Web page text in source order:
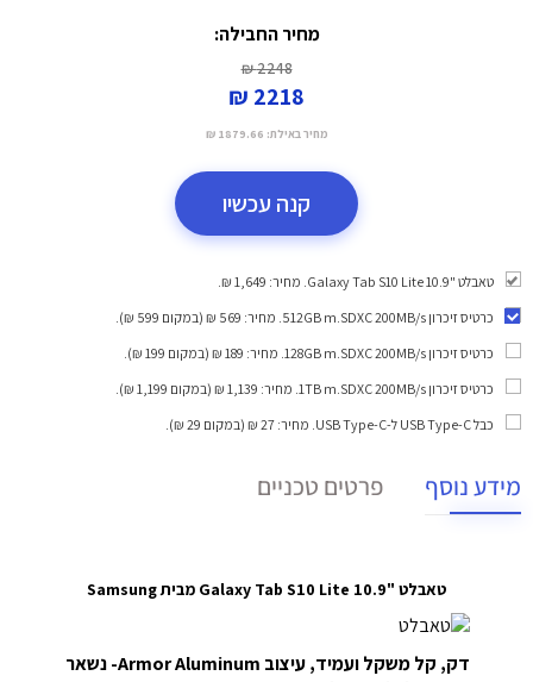
מחיר החבילה:
2248 ₪
2218 ₪
מחיר באילת: 1879.66 ₪
קנה עכשיו
טאבלט "10.9 Galaxy Tab S10 Lite. מחיר: 1,649 ₪.
כרטיס זיכרון 512GB m.SDXC 200MB/s
. מחיר: 569 ₪ (במקום 599 ₪).
כרטיס זיכרון 128GB m.SDXC 200MB/s
. מחיר: 189 ₪ (במקום 199 ₪).
כרטיס זיכרון 1TB m.SDXC 200MB/s
. מחיר: 1,139 ₪ (במקום 1,199 ₪).
כבל USB Type-C ל-USB Type-C
. מחיר: 27 ₪ (במקום 29 ₪).
מידע נוסף פרטים טכניים
טאבלט "10.9 Galaxy Tab S10 Lite מבית Samsung
דק, קל משקל ועמיד, עיצוב Armor Aluminum- נשאר